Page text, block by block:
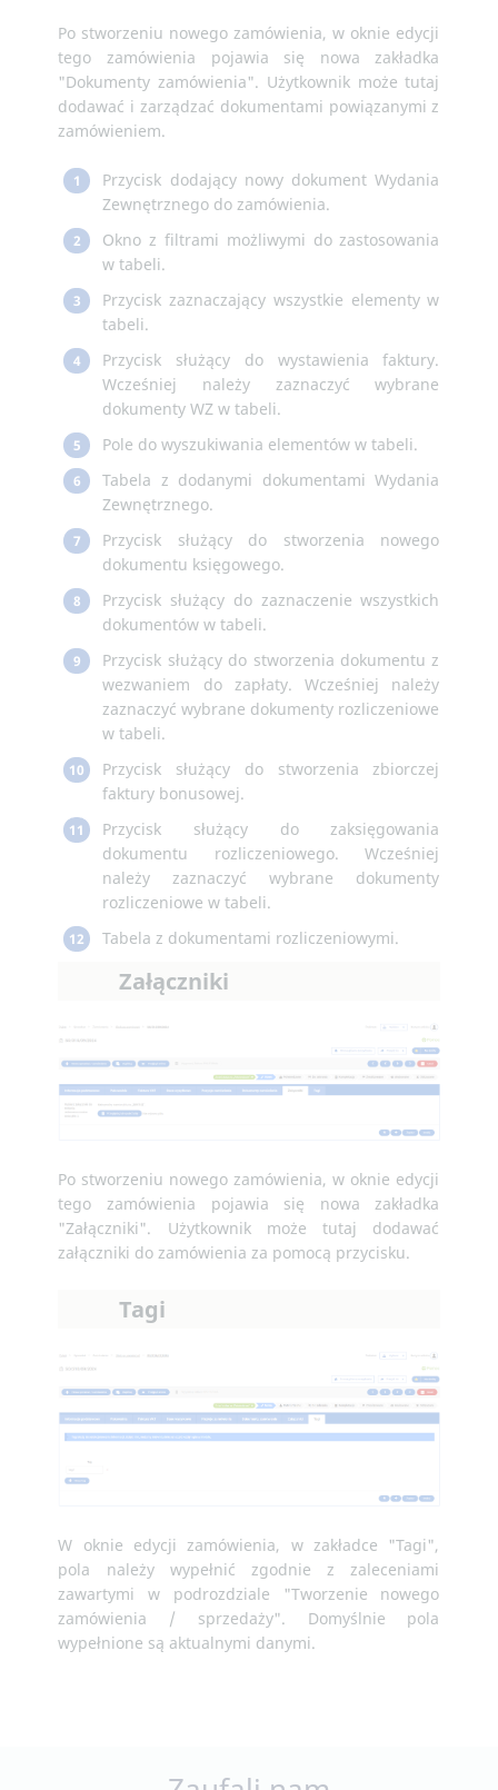
Po stworzeniu nowego zamówienia, w oknie edycji
tego zamówienia pojawia się nowa zakładka
"Dokumenty zamówienia". Użytkownik może tutaj
dodawać i zarządzać dokumentami powiązanymi z
zamówieniem.
1
Przycisk dodający nowy dokument Wydania
Zewnętrznego do zamówienia.
2
Okno z filtrami możliwymi do zastosowania
w tabeli.
3
Przycisk zaznaczający wszystkie elementy w
tabeli.
4
Przycisk służący do wystawienia faktury.
Wcześniej należy zaznaczyć wybrane
dokumenty WZ w tabeli.
5 Pole do wyszukiwania elementów w tabeli.
6
Tabela z dodanymi dokumentami Wydania
Zewnętrznego.
7
Przycisk służący do stworzenia nowego
dokumentu księgowego.
8
Przycisk służący do zaznaczenie wszystkich
dokumentów w tabeli.
9
Przycisk służący do stworzenia dokumentu z
wezwaniem do zapłaty. Wcześniej należy
zaznaczyć wybrane dokumenty rozliczeniowe
w tabeli.
10
Przycisk służący do stworzenia zbiorczej
faktury bonusowej.
11
Przycisk służący do zaksięgowania
dokumentu rozliczeniowego. Wcześniej
należy zaznaczyć wybrane dokumenty
rozliczeniowe w tabeli.
12 Tabela z dokumentami rozliczeniowymi.
Załączniki
Po stworzeniu nowego zamówienia, w oknie edycji
tego zamówienia pojawia się nowa zakładka
"Załączniki". Użytkownik może tutaj dodawać
załączniki do zamówienia za pomocą przycisku.
Tagi
W oknie edycji zamówienia, w zakładce "Tagi",
pola należy wypełnić zgodnie z zaleceniami
zawartymi w podrozdziale "Tworzenie nowego
zamówienia / sprzedaży". Domyślnie pola
wypełnione są aktualnymi danymi.